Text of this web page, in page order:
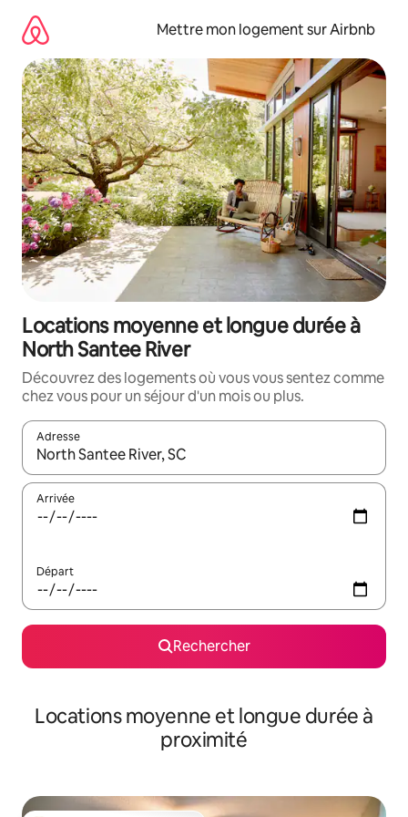
directement
contenu
Mettre mon logement sur Airbnb
Locations moyenne et longue durée à
North Santee River
Découvrez des logements où vous vous sentez comme
chez vous pour un séjour d'un mois ou plus.
Adresse
Lorsque les résultats s'affichent, utilisez les flèches vers le
Arrivée
Départ
Rechercher
Locations moyenne et longue durée à
proximité